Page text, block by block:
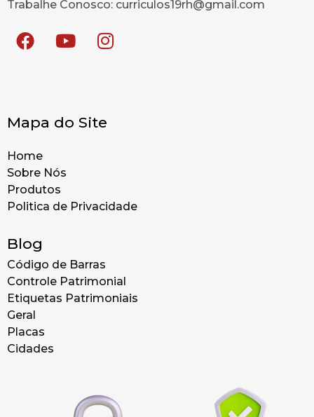
Trabalhe Conosco: curriculos19rh@gmail.com
Mapa do Site
Home
Sobre Nós
Produtos
Politica de Privacidade
Blog
Código de Barras
Controle Patrimonial
Etiquetas Patrimoniais
Geral
Placas
Cidades